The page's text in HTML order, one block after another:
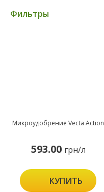
Фильтры
Микроудобрение Vecta Action
593.00 грн/л
КУПИТЬ